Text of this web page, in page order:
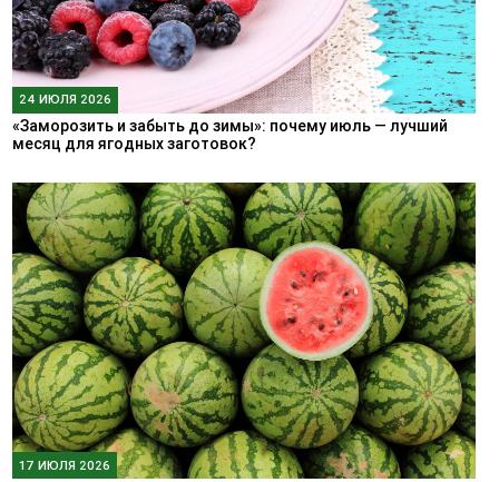
24 ИЮЛЯ 2026
«Заморозить и забыть до зимы»: почему июль — лучший
месяц для ягодных заготовок?
17 ИЮЛЯ 2026